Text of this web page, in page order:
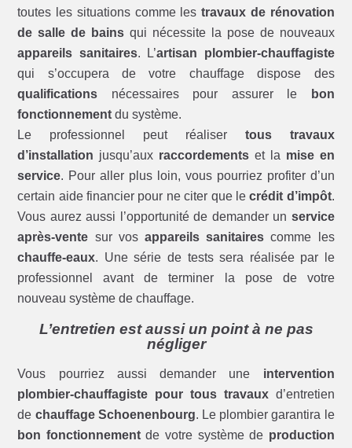
toutes les situations comme lestravaux de rénovation
de salle de bains qui nécessite la pose de nouveaux
appareils sanitaires. L’artisan plombier-chauffagiste
qui s’occupera de votre chauffage dispose des
qualifications nécessaires pour assurer le
bon
fonctionnement du système.
Le professionnel peut réaliser tous travaux
d’installation jusqu’aux raccordements et la mise en
service. Pour aller plus loin, vous pourriez profiter d’un
certain aide financier pour ne citer que lecrédit d’impôt.
Vous aurez aussi l’opportunité de demander un service
après-vente sur vos appareils sanitaires comme les
chauffe-eaux. Une série de tests sera réalisée par le
professionnel avant de terminer la pose de votre
nouveau système de chauffage.
L’entretien est aussi un point à ne pas
négliger
Vous pourriez aussi demander une intervention
plombier-chauffagiste pour tous travauxd’entretien
de chauffage Schoenenbourg. Le plombier garantira le
bon fonctionnementde votre système de production